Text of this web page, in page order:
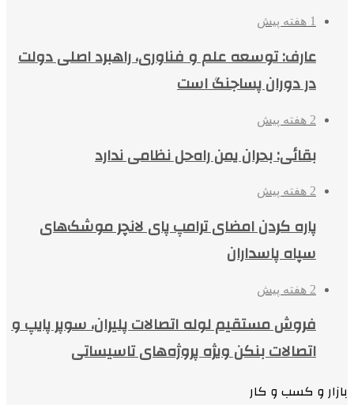
1 هفته پیش
عارف: توسعه علم و فناوری، راهبرد اصلی دولت
در دوران پساجنگ است
2 هفته پیش
بقائی: بحران یمن راه‌حل نظامی ندارد
2 هفته پیش
پاره کردن امضای ترامپ پای لانچر موشک‌های
سپاه پاسداران
2 هفته پیش
فروش مستقیم لوله اتصالات پلیران، سوپر پایپ و
اتصالات بنکن ویژه پروژه‌های تاسیساتی
بازار و کسب و کار